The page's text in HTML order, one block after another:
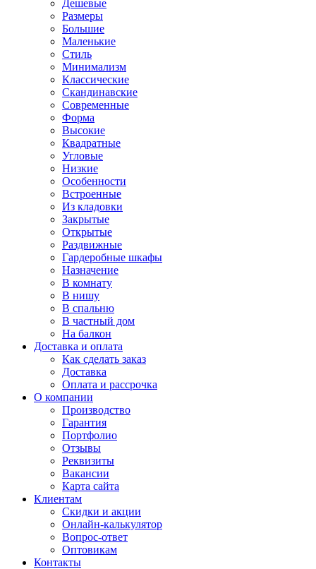
Дешевые
Размеры
Большие
Маленькие
Стиль
Минимализм
Классические
Скандинавские
Современные
Форма
Высокие
Квадратные
Угловые
Низкие
Особенности
Встроенные
Из кладовки
Закрытые
Открытые
Раздвижные
Гардеробные шкафы
Назначение
В комнату
В нишу
В спальню
В частный дом
На балкон
Доставка и оплата
Как сделать заказ
Доставка
Оплата и рассрочка
О компании
Производство
Гарантия
Портфолио
Отзывы
Реквизиты
Вакансии
Карта сайта
Клиентам
Скидки и акции
Онлайн-калькулятор
Вопрос-ответ
Оптовикам
Контакты